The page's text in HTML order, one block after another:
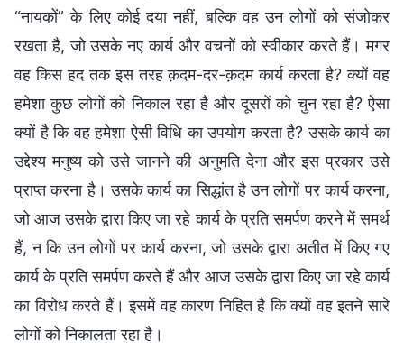
“नायकों” के लिए कोई दया नहीं, बल्कि वह उन लोगों को संजोकर
रखता है, जो उसके नए कार्य और वचनों को स्वीकार करते हैं। मगर
वह किस हद तक इस तरह क़दम-दर-क़दम कार्य करता है? क्यों वह
हमेशा कुछ लोगों को निकाल रहा है और दूसरों को चुन रहा है? ऐसा
क्यों है कि वह हमेशा ऐसी विधि का उपयोग करता है? उसके कार्य का
उद्देश्य मनुष्य को उसे जानने की अनुमति देना और इस प्रकार उसे
प्राप्त करना है। उसके कार्य का सिद्धांत है उन लोगों पर कार्य करना,
जो आज उसके द्वारा किए जा रहे कार्य के प्रति समर्पण करने में समर्थ
हैं, न कि उन लोगों पर कार्य करना, जो उसके द्वारा अतीत में किए गए
कार्य के प्रति समर्पण करते हैं और आज उसके द्वारा किए जा रहे कार्य
का विरोध करते हैं। इसमें वह कारण निहित है कि क्यों वह इतने सारे
लोगों को निकालता रहा है।